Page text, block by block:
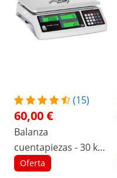
(15)
60,00 €
Balanza
cuentapiezas - 30 kg
/ 1 g - 30,5 x 20 cm -
Oferta